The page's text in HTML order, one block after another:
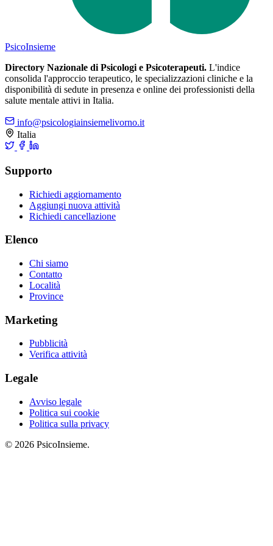
PsicoInsieme
Directory Nazionale di Psicologi e Psicoterapeuti. L'indice
consolida l'approccio terapeutico, le specializzazioni cliniche e la
disponibilità di sedute in presenza e online dei professionisti della
salute mentale attivi in Italia.
info@psicologiainsiemelivorno.it
Italia
Supporto
Richiedi aggiornamento
Aggiungi nuova attività
Richiedi cancellazione
Elenco
Chi siamo
Contatto
Località
Province
Marketing
Pubblicità
Verifica attività
Legale
Avviso legale
Politica sui cookie
Politica sulla privacy
© 2026 PsicoInsieme.